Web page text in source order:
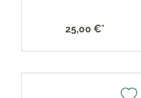
25,00 €*